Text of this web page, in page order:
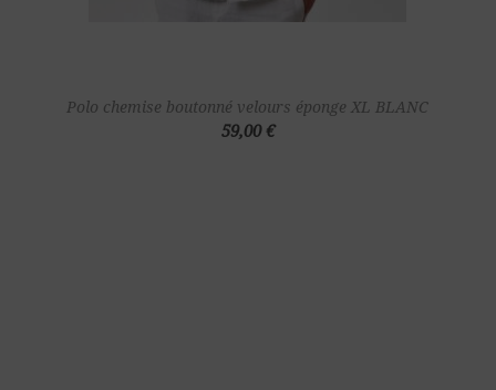
Polo chemise boutonné velours éponge XL BLANC
59,00 €